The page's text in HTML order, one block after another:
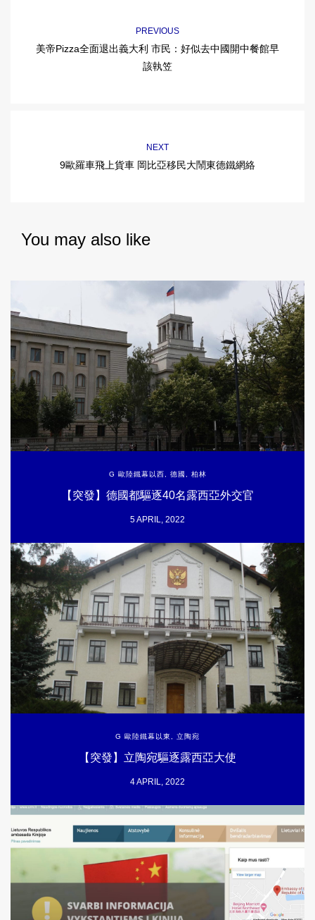
PREVIOUS
美帝Pizza全面退出義大利 市民：好似去中國開中餐館早
該執笠
NEXT
9歐羅車飛上貨車 岡比亞移民大鬧東德鐵網絡
You may also like
G 歐陸鐵幕以西 , 德國 , 柏林
【突發】德國都驅逐40名露西亞外交官
5 APRIL, 2022
G 歐陸鐵幕以東, 立陶宛
【突發】立陶宛驅逐露西亞大使
4 APRIL, 2022